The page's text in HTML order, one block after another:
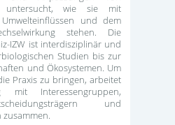
untersucht, wie sie mit
Umwelteinflüssen und dem
stehen. Die
IZW ist interdisziplinär und
Studien bis zur
und Ökosystemen. Um
Praxis zu bringen, arbeitet
Interessengruppen,
und